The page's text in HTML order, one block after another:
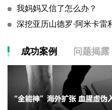
我妈妈又信了怎么办？
成功案例 问题揭露